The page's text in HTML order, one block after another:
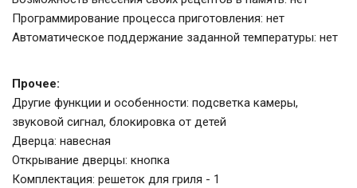
Программирование процесса приготовления: нет
Автоматическое поддержание заданной температуры: нет
Прочее:
Другие функции и особенности: подсветка камеры,
звуковой сигнал, блокировка от детей
Дверца: навесная
Открывание дверцы: кнопка
Комплектация: решеток для гриля - 1